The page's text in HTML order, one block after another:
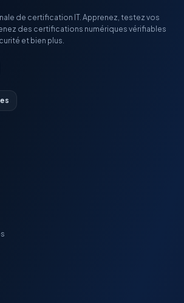
de certification IT. Apprenez, testez vos
des certifications numériques vérifiables
et bien plus.